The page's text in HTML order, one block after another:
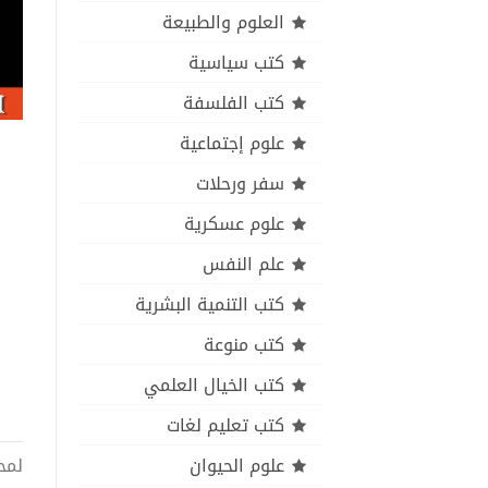
العلوم والطبيعة
كتب سياسية
كتب الفلسفة
علوم إجتماعية
سفر ورحلات
علوم عسكرية
علم النفس
كتب التنمية البشرية
كتب منوعة
كتب الخيال العلمي
كتب تعليم لغات
علوم الحيوان